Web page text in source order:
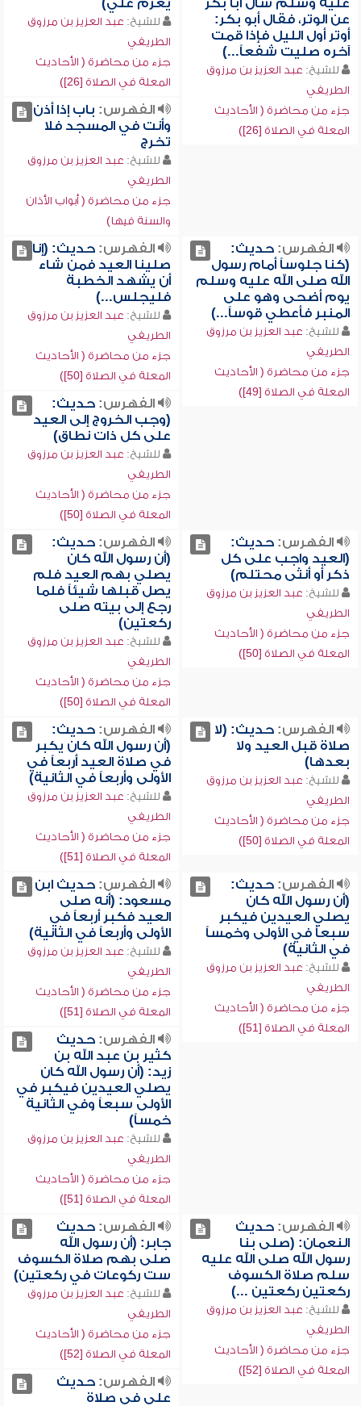
عليه وسلم سأل أبا بكر
عن الوتر، فقال أبو بكر:
أوتر أول الليل فإذا قمت
آخره صليت شفعاً...)
للشيخ: عبد العزيز بن مرزوق
الطريفي
جزء من محاضرة ( الأحاديث
المعلة في الصلاة [26])
يعزم علي)
للشيخ: عبد العزيز بن مرزوق
الطريفي
جزء من محاضرة ( الأحاديث
المعلة في الصلاة [26])
الفهرس: باب إذا أذن
وأنت في المسجد فلا
تخرج
للشيخ: عبد العزيز بن مرزوق
الطريفي
جزء من محاضرة ( أبواب الأذان
والسنة فيها)
الفهرس:حديث:
(كنا جلوساً أمام رسول
الله صلى الله عليه وسلم
يوم أضحى وهو على
المنبر فأعطي قوساً...)
للشيخ: عبد العزيز بن مرزوق
الطريفي
جزء من محاضرة ( الأحاديث
المعلة في الصلاة [49])
الفهرس:حديث: (إنا
صلينا العيد فمن شاء
أن يشهد الخطبة
فليجلس...)
للشيخ: عبد العزيز بن مرزوق
الطريفي
جزء من محاضرة ( الأحاديث
المعلة في الصلاة [50])
الفهرس:حديث:
(وجب الخروج إلى العيد
على كل ذات نطاق)
للشيخ: عبد العزيز بن مرزوق
الطريفي
جزء من محاضرة ( الأحاديث
المعلة في الصلاة [50])
الفهرس:حديث:
(العيد واجب على كل
ذكر أو أنثى محتلم)
للشيخ: عبد العزيز بن مرزوق
الطريفي
جزء من محاضرة ( الأحاديث
المعلة في الصلاة [50])
الفهرس:حديث:
(أن رسول الله كان
يصلي بهم العيد فلم
يصل قبلها شيئاً فلما
رجع إلى بيته صلى
ركعتين)
للشيخ: عبد العزيز بن مرزوق
الطريفي
جزء من محاضرة ( الأحاديث
المعلة في الصلاة [50])
الفهرس:حديث: (لا
صلاة قبل العيد ولا
بعدها)
للشيخ: عبد العزيز بن مرزوق
الطريفي
جزء من محاضرة ( الأحاديث
المعلة في الصلاة [50])
الفهرس:حديث:
(أن رسول الله كان يكبر
في صلاة العيد أربعاً في
الأولى وأربعاً في الثانية)
للشيخ: عبد العزيز بن مرزوق
الطريفي
جزء من محاضرة ( الأحاديث
المعلة في الصلاة [51])
الفهرس:حديث:
(أن رسول الله كان
يصلي العيدين فيكبر
سبعاً في الأولى وخمساً
في الثانية)
للشيخ: عبد العزيز بن مرزوق
الطريفي
جزء من محاضرة ( الأحاديث
المعلة في الصلاة [51])
الفهرس:حديث ابن
مسعود: (أنه صلى
العيد فكبر أربعاً في
الأولى وأربعاً في الثانية)
للشيخ: عبد العزيز بن مرزوق
الطريفي
جزء من محاضرة ( الأحاديث
المعلة في الصلاة [51])
الفهرس:حديث
كثير بن عبد الله بن
زيد: (أن رسول الله كان
يصلي العيدين فيكبر في
الأولى سبعاً وفي الثانية
خمساً)
للشيخ: عبد العزيز بن مرزوق
الطريفي
جزء من محاضرة ( الأحاديث
المعلة في الصلاة [51])
الفهرس:حديث
النعمان: (صلى بنا
رسول الله صلى الله عليه
سلم صلاة الكسوف
ركعتين ركعتين ...)
للشيخ: عبد العزيز بن مرزوق
الطريفي
جزء من محاضرة ( الأحاديث
المعلة في الصلاة [52])
الفهرس:حديث
جابر: (أن رسول الله
صلى بهم صلاة الكسوف
ست ركوعات في ركعتين)
للشيخ: عبد العزيز بن مرزوق
الطريفي
جزء من محاضرة ( الأحاديث
المعلة في الصلاة [52])
الفهرس:حديث
علي في صلاة